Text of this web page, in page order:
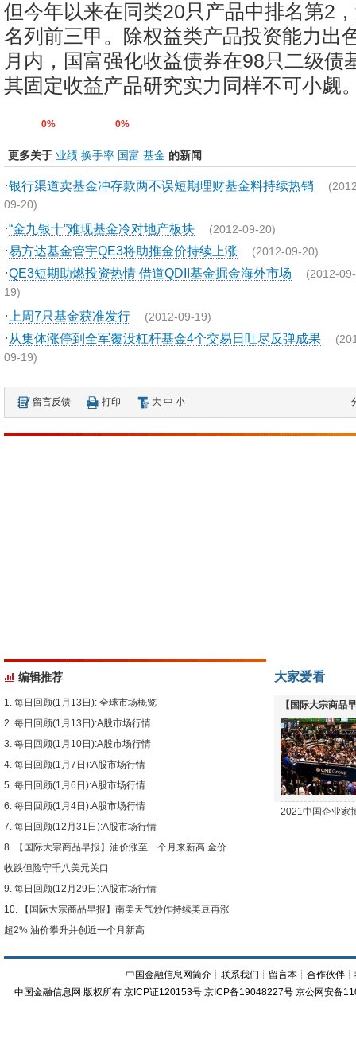
但今年以来在同类20只产品中排名第2
名列前三甲。除权益类产品投资能力出
月内，国富强化收益债券在98只二级债
其固定收益产品研究实力同样不可小觑
0% 0%
更多关于 业绩 换手率 国富 基金 的新闻
·银行渠道卖基金冲存款两不误短期理财基金料持续热销
09-20)
·“金九银十”难现基金冷对地产板块 (2012-09-20)
·易方达基金管宇QE3将助推金价持续上涨 (2012-09-20)
·QE3短期助燃投资热情 借道QDII基金掘金海外市场 (2012-09-
19)
· 上周7只基金获准发行 (2012-09-19)
· 从集体涨停到全军覆没杠杆基金4个交易日吐尽反弹成果
09-19)
留言反馈 打印 大 中 小
编辑推荐
每日回顾(1月13日): 全球市场概览
每日回顾(1月13日):A股市场行情
每日回顾(1月10日):A股市场行情
每日回顾(1月7日):A股市场行情
每日回顾(1月6日):A股市场行情
每日回顾(1月4日):A股市场行情
每日回顾(12月31日):A股市场行情
【国际大宗商品早报】油价涨至一个月来新高 金价
收跌但险守千八美元关口
每日回顾(12月29日):A股市场行情
【国际大宗商品早报】南美天气炒作持续美豆再涨
超2% 油价攀升并创近一个月新高
大家爱看
【国际大宗商品
下跌
2021中国企业家
中国金融信息网简介 ┊联系我们 ┊ 留言本 ┊合作伙伴 ┊
中国金融信息网 版权所有 京ICP证120153号 京ICP备19048227号 京公网安备